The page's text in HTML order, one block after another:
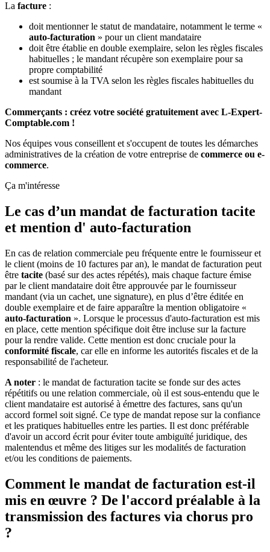
La facture :
doit mentionner le statut de mandataire, notamment le terme «
auto-facturation » pour un client mandataire
doit être établie en double exemplaire, selon les règles fiscales
habituelles ; le mandant récupère son exemplaire pour sa
propre comptabilité
est soumise à la TVA selon les règles fiscales habituelles du
mandant
Commerçants : créez votre société gratuitement avec L-Expert-
Comptable.com !
Nos équipes vous conseillent et s'occupent de toutes les démarches
administratives de la création de votre entreprise de commerce ou e-
commerce.
Ça m'intéresse
Le cas d’un mandat de facturation tacite
et mention d' auto-facturation
En cas de relation commerciale peu fréquente entre le fournisseur et
le client (moins de 10 factures par an), le mandat de facturation peut
être tacite (basé sur des actes répétés), mais chaque facture émise
par le client mandataire doit être approuvée par le fournisseur
mandant (via un cachet, une signature), en plus d’être éditée en
double exemplaire et de faire apparaître la mention obligatoire «
auto-facturation ». Lorsque le processus d'auto-facturation est mis
en place, cette mention spécifique doit être incluse sur la facture
pour la rendre valide. Cette mention est donc cruciale pour la
conformité fiscale, car elle en informe les autorités fiscales et de la
responsabilité de l'acheteur.
A noter : le mandat de facturation tacite se fonde sur des actes
répétitifs ou une relation commerciale, où il est sous-entendu que le
client mandataire est autorisé à émettre des factures, sans qu'un
accord formel soit signé. Ce type de mandat repose sur la confiance
et les pratiques habituelles entre les parties. Il est donc préférable
d'avoir un accord écrit pour éviter toute ambiguïté juridique, des
malentendus et même des litiges sur les modalités de facturation
et/ou les conditions de paiements.
Comment le mandat de facturation est-il
mis en œuvre ? De l'accord préalable à la
transmission des factures via chorus pro
?